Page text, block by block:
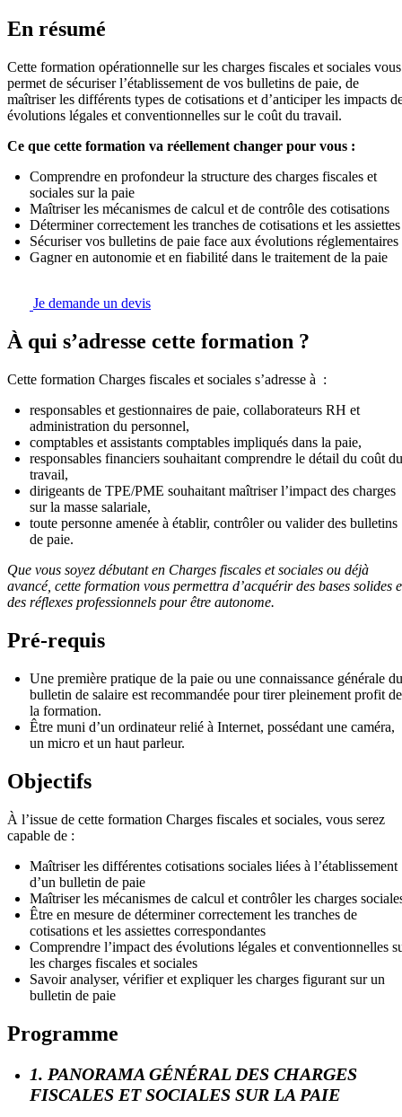
En résumé
Cette formation opérationnelle sur les charges fiscales et sociales vous
permet de sécuriser l’établissement de vos bulletins de paie, de
maîtriser les différents types de cotisations et d’anticiper les impacts
évolutions légales et conventionnelles sur le coût du travail.
Ce que cette formation va réellement changer pour vous :
Comprendre en profondeur la structure des charges fiscales et
sociales sur la paie
Maîtriser les mécanismes de calcul et de contrôle des cotisations
Déterminer correctement les tranches de cotisations et les assiettes
Sécuriser vos bulletins de paie face aux évolutions réglementaires
Gagner en autonomie et en fiabilité dans le traitement de la paie
Je demande un devis
À qui s’adresse cette formation ?
Cette formation Charges fiscales et sociales s’adresse à :
responsables et gestionnaires de paie, collaborateurs RH et
administration du personnel,
comptables et assistants comptables impliqués dans la paie,
responsables financiers souhaitant comprendre le détail du coût du
travail,
dirigeants de TPE/PME souhaitant maîtriser l’impact des charges
sur la masse salariale,
toute personne amenée à établir, contrôler ou valider des bulletins
de paie.
Que vous soyez débutant en Charges fiscales et sociales ou déjà
avancé, cette formation vous permettra d’acquérir des bases solides
des réflexes professionnels pour être autonome.
Pré-requis
Une première pratique de la paie ou une connaissance générale du
bulletin de salaire est recommandée pour tirer pleinement profit de
la formation.
Être muni d’un ordinateur relié à Internet, possédant une caméra,
un micro et un haut parleur.
Objectifs
À l’issue de cette formation Charges fiscales et sociales, vous serez
capable de :
Maîtriser les différentes cotisations sociales liées à l’établissement
d’un bulletin de paie
Maîtriser les mécanismes de calcul et contrôler les charges
Être en mesure de déterminer correctement les tranches de
cotisations et les assiettes correspondantes
Comprendre l’impact des évolutions légales et conventionnelles
les charges fiscales et sociales
Savoir analyser, vérifier et expliquer les charges figurant sur un
bulletin de paie
Programme
1. PANORAMA GÉNÉRAL DES CHARGES
FISCALES ET SOCIALES SUR LA PAIE